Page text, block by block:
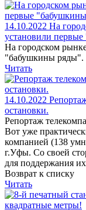
14.10.2022 На
установили
На городском
"бабушкины ряды".
Читать
14.10.2022
остановки.
Репортаж
Вот уже
компанией (138
г.Уфы. Со своей
для поддержания
Возврат к списку
Читать